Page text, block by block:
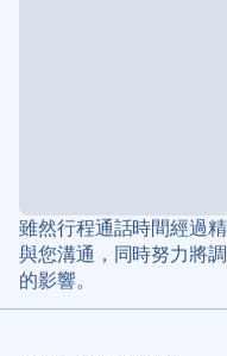
雖然行程通話時間經過
與您溝通，同時努力將
的影響。